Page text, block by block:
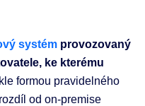
systém provozovaný
ke kterému
formou pravidelného
od on-premise